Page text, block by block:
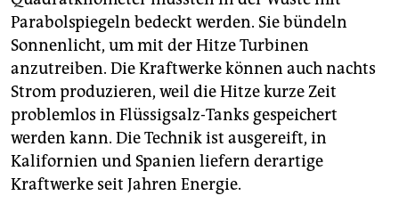
Parabolspiegeln bedeckt werden. Sie bündeln
Sonnenlicht, um mit der Hitze Turbinen
anzutreiben. Die Kraftwerke können auch nachts
Strom produzieren, weil die Hitze kurze Zeit
problemlos in Flüssigsalz-Tanks gespeichert
werden kann. Die Technik ist ausgereift, in
Kalifornien und Spanien liefern derartige
Kraftwerke seit Jahren Energie.